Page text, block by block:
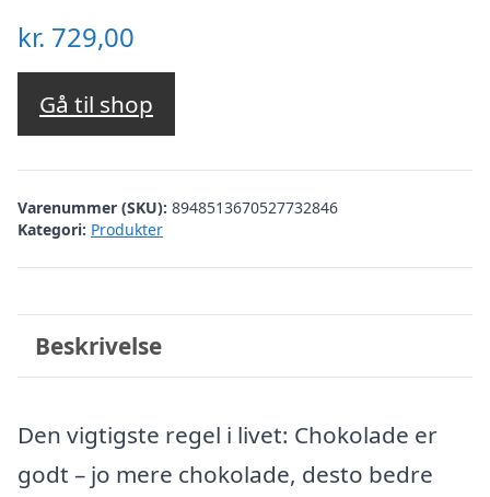
kr. 729,00
Gå til shop
Varenummer (SKU): 8948513670527732846
Kategori: Produkter
Beskrivelse
Den vigtigste regel i livet: Chokolade er
godt – jo mere chokolade, desto bedre